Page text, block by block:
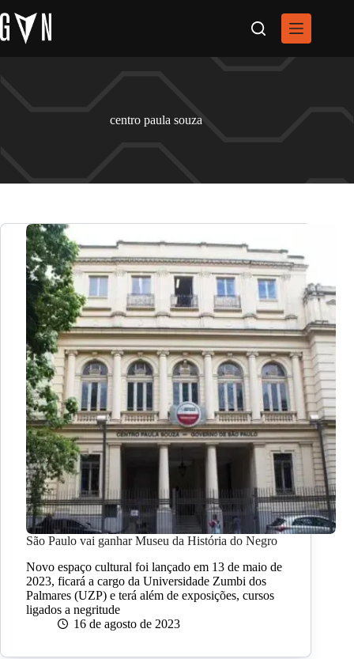
para
o
conteúdo
centro paula souza
São Paulo vai ganhar Museu da História do Negro
Novo espaço cultural foi lançado em 13 de maio de
2023, ficará a cargo da Universidade Zumbi dos
Palmares (UZP) e terá além de exposições, cursos
ligados a negritude
16 de agosto de 2023